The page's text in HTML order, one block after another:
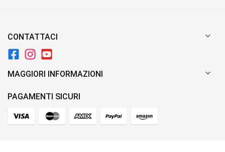
CONTATTACI 
MAGGIORI INFORMAZIONI 
PAGAMENTI SICURI